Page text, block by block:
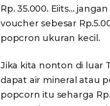
Rp. 35.000. Eiits…
voucher sebesar
popcron ukuran kecil.
Jika kita nonton di luar
dapat air mineral atau
popcorn itu seharga